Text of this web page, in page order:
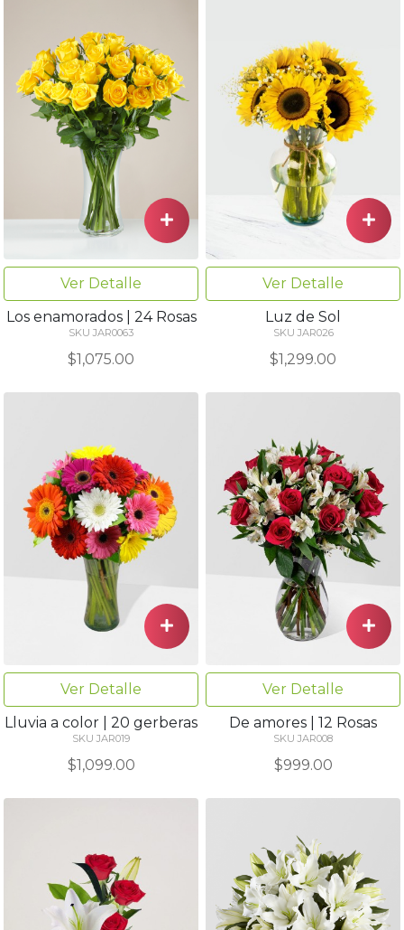
Ver Detalle
Los enamorados | 24 Rosas
SKU JAR0063
$1,075.00
Ver Detalle
Luz de Sol
SKU JAR026
$1,299.00
Ver Detalle
Lluvia a color | 20 gerberas
SKU JAR019
$1,099.00
Ver Detalle
De amores | 12 Rosas
SKU JAR008
$999.00